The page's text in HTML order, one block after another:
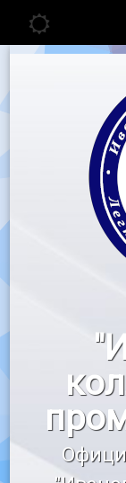
Главная
Педагогу
Перейти